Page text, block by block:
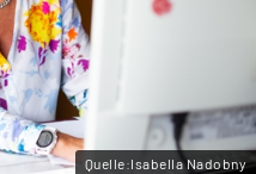
Quelle:Isabella Nadobny